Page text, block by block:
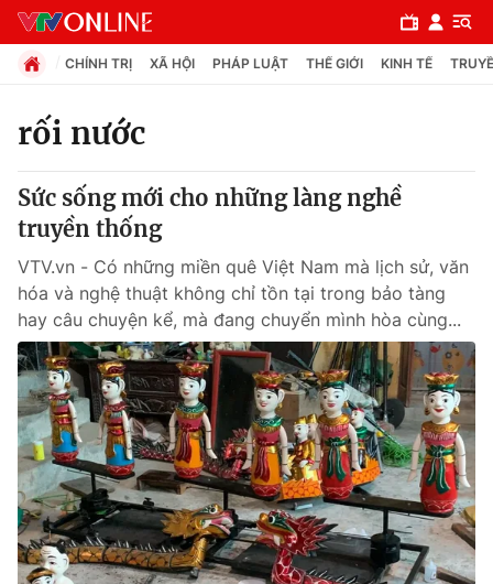
Chuyên mục
Chính trị
Xã hội
Pháp luật
Y tế
Thế giới
Tin tức
Thế giới đó đây
Kinh tế
CHÍNH TRỊ XÃ HỘI PHÁP LUẬT THẾ GIỚI KINH TẾ
rối nước
Sức sống mới cho những làng nghề
truyền thống
VTV.vn - Có những miền quê Việt Nam mà lịch sử, văn
hóa và nghệ thuật không chỉ tồn tại trong bảo tàng
hay câu chuyện kể, mà đang chuyển mình hòa cùng...